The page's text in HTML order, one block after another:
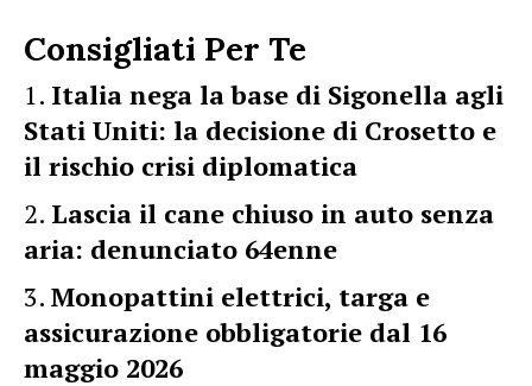
Consigliati Per Te
Italia nega la base di Sigonella agli
Stati Uniti: la decisione di Crosetto e
il rischio crisi diplomatica
Lascia il cane chiuso in auto senza
aria: denunciato 64enne
Monopattini elettrici, targa e
assicurazione obbligatorie dal 16
maggio 2026